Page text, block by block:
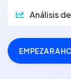
Análisis
EMPEZAR